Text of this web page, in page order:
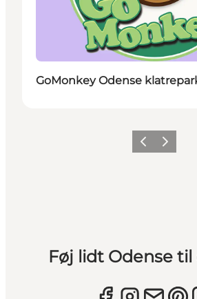
GoMonkey Odense
ForrigeNæste
Føj lidt Odense